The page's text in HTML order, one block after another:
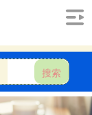
搜索